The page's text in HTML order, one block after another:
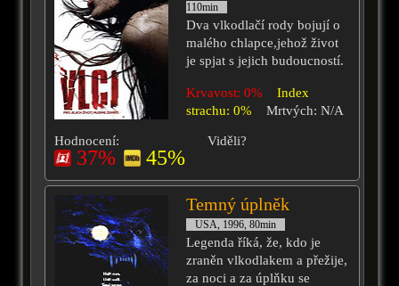
110min
Dva vlkodlačí rody bojují o
malého chlapce,jehož život
je spjat s jejich budoucností.
Krvavost: 0%
Index
strachu: 0%
Mrtvých: N/A
Hodnocení:
37% 45%
Viděli?
Temný úplněk
USA, 1996, 80min
Legenda říká, že, kdo je
zraněn vlkodlakem a přežije,
za noci a za úplňku se